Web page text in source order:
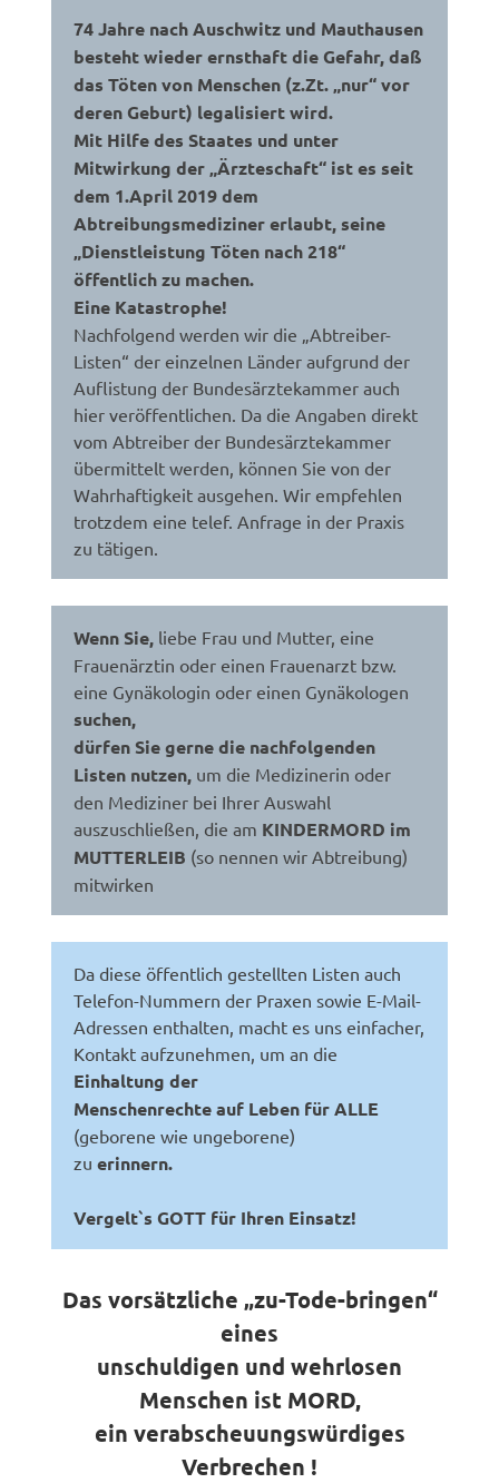
74 Jahre nach Auschwitz und Mauthausen
besteht wieder ernsthaft die Gefahr, daß
das Töten von Menschen (z.Zt. „nur“ vor
deren Geburt) legalisiert wird.
Mit Hilfe des Staates und unter
Mitwirkung der „Ärzteschaft“ ist es seit
dem 1.April 2019 dem
Abtreibungsmediziner erlaubt, seine
„Dienstleistung Töten nach 218“
öffentlich zu machen.
Eine Katastrophe!
Nachfolgend werden wir die „Abtreiber-
Listen“ der einzelnen Länder aufgrund der
Auflistung der Bundesärztekammer auch
hier veröffentlichen. Da die Angaben direkt
vom Abtreiber der Bundesärztekammer
übermittelt werden, können Sie von der
Wahrhaftigkeit ausgehen. Wir empfehlen
trotzdem eine telef. Anfrage in der Praxis
zu tätigen.
Wenn Sie, liebe Frau und Mutter, eine
Frauenärztin oder einen Frauenarzt bzw.
eine Gynäkologin oder einen Gynäkologen
suchen,
dürfen Sie gerne die nachfolgenden
Listen nutzen, um die Medizinerin oder
den Mediziner bei Ihrer Auswahl
auszuschließen, die am KINDERMORD im
MUTTERLEIB (so nennen wir Abtreibung)
mitwirken
Da diese öffentlich gestellten Listen auch
Telefon-Nummern der Praxen sowie E-Mail-
Adressen enthalten, macht es uns einfacher,
Kontakt aufzunehmen, um an die
Einhaltung der
Menschenrechte auf Leben für ALLE
(geborene wie ungeborene)
zuerinnern.
Vergelt`s GOTT für Ihren Einsatz!
Das vorsätzliche „zu-Tode-bringen“
eines
unschuldigen und wehrlosen
Menschen ist MORD,
ein verabscheuungswürdiges
Verbrechen !